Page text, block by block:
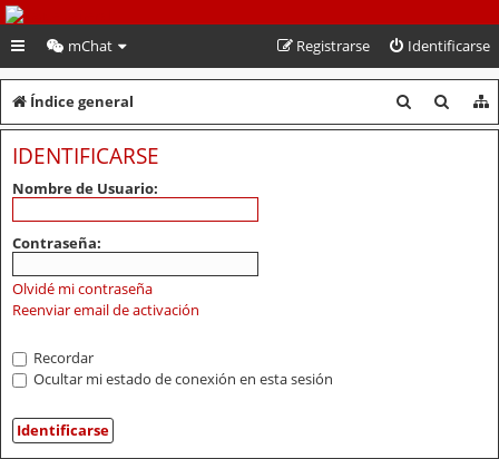
PeruVoley.com
mChat Identificarse
Registrarse
Índice general
u
u
IDENTIFICARSE
Nombre de Usuario:
Contraseña:
Olvidé mi contraseña
Reenviar email de activación
Recordar
Ocultar mi estado de conexión en esta sesión